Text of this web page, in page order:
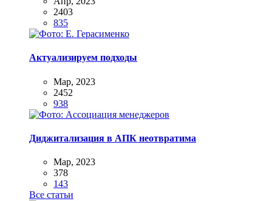
2403
835
Актуализируем подходы
Мар, 2023
2452
938
Диджитализация в АПК неотвратима
Мар, 2023
378
143
Все статьи